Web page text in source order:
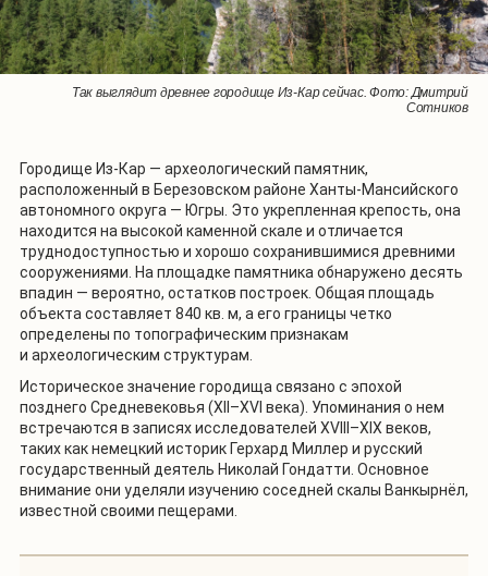
Так выглядит древнее городище Из-Кар сейчас. Фото: Дмитрий
Сотников
Городище Из-Кар — археологический памятник,
расположенный в Березовском районе Ханты-Мансийского
автономного округа — Югры. Это укрепленная крепость, она
находится на высокой каменной скале и отличается
труднодоступностью и хорошо сохранившимися древними
сооружениями. На площадке памятника обнаружено десять
впадин — вероятно, остатков построек. Общая площадь
объекта составляет 840 кв. м, а его границы четко
определены по топографическим признакам
и археологическим структурам.
Историческое значение городища связано с эпохой
позднего Средневековья (XII–XVI века). Упоминания о нем
встречаются в записях исследователей XVIII–XIX веков,
таких как немецкий историк Герхард Миллер и русский
государственный деятель Николай Гондатти. Основное
внимание они уделяли изучению соседней скалы Ванкырнёл,
известной своими пещерами.